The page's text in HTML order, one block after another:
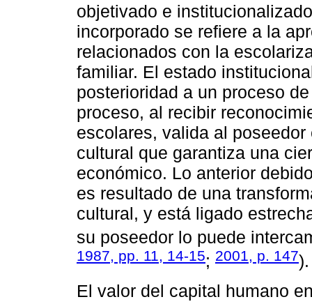
objetivado e
incorporado se refiere a la
relacionados con la
familiar. El estado
posterioridad a un proceso
proceso, al recibir
escolares, valida al
cultural que garantiza una
económico. Lo anterior
es resultado de una
cultural, y está ligado
su poseedor lo puede
1987, pp. 11, 14-15; 2001, p. 147).
El valor del capital humano